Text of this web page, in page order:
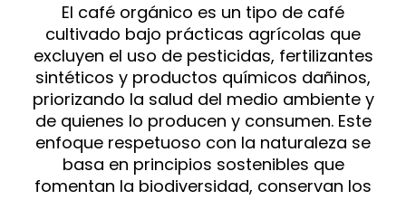
El café orgánico es un tipo de café
cultivado bajo prácticas agrícolas que
excluyen el uso de pesticidas, fertilizantes
sintéticos y productos químicos dañinos,
priorizando la salud del medio ambiente y
de quienes lo producen y consumen. Este
enfoque respetuoso con la naturaleza se
basa en principios sostenibles que
fomentan la biodiversidad, conservan los